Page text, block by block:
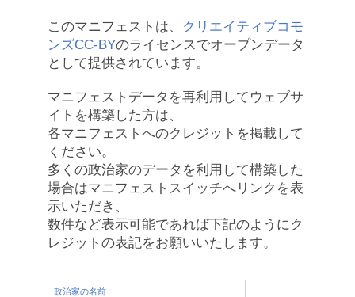
このマニフェストは、
クリエイティブコモ
ンズCC-BYのライセンスでオープンデータ
として提供されています。
マニフェストデータを再利用してウェブサ
イトを構築した方は、
各マニフェストへのクレジットを掲載して
ください。
多くの政治家のデータを利用して構築した
場合はマニフェストスイッチへリンクを表
示いただき、
数件など表示可能であれば下記のようにク
レジットの表記をお願いいたします。
政治家の名前